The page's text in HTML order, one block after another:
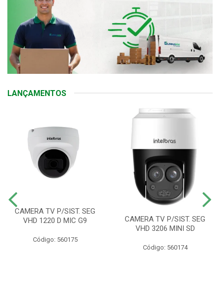
LANÇAMENTOS
CAMERA TV P/SIST. SEG
VHD 1220 D MIC G9
Código: 560175
CAMERA TV P/SIST. SEG
VHD 3206 MINI SD
Código: 560174